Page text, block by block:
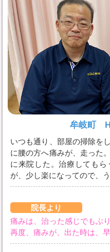
牟岐町
いつも通り、部屋の掃除を
に腰の方へ痛みが、走った
に来院した。治療しても
が、少し楽になってので、
院長より
痛みは、治った感じでもぶ
再度、痛みが、出た時は、